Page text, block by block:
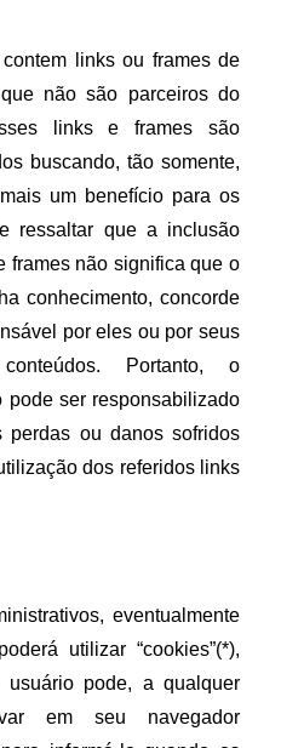
links ou frames de
não são parceiros do
links e frames são
buscando, tão somente,
um benefício para os
ressaltar que a inclusão
frames não significa que o
conhecimento, concorde
por eles ou por seus
conteúdos. Portanto, o
pode ser responsabilizado
perdas ou danos sofridos
dos referidos links
eventualmente
utilizar “cookies”(*),
pode, a qualquer
em seu navegador